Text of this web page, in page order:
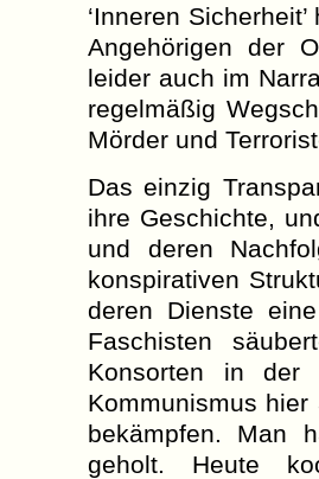
‘Inneren
Angehörigen der
leider auch im
regelmäßig
Mörder und
Das einzig
ihre Geschichte,
und deren
konspirativen
deren Dienste
Faschisten
Konsorten in
Kommunismus
bekämpfen. Man
geholt. Heute